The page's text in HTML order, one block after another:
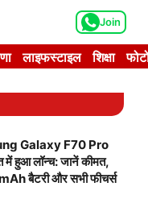
Join
लाइफस्टाइल शिक्षा
Galaxy F70 Pro
में हुआ लॉन्च: जानें कीमत,
बैटरी और सभी फीचर्स